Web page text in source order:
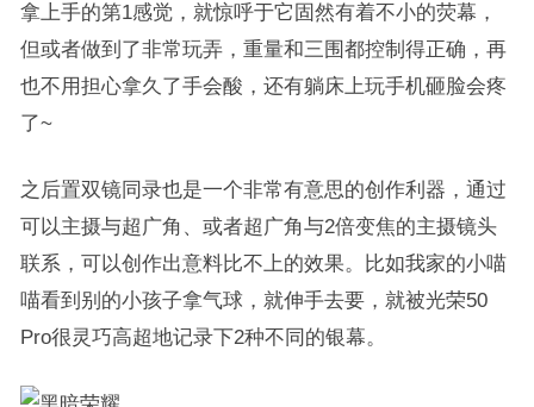
拿上手的第1感觉，就惊呼于它固然有着不小的荧幕，
但或者做到了非常玩弄，重量和三围都控制得正确，再
也不用担心拿久了手会酸，还有躺床上玩手机砸脸会疼
了~
之后置双镜同录也是一个非常有意思的创作利器，通过
可以主摄与超广角、或者超广角与2倍变焦的主摄镜头
联系，可以创作出意料比不上的效果。比如我家的小喵
喵看到别的小孩子拿气球，就伸手去要，就被光荣50
Pro很灵巧高超地记录下2种不同的银幕。